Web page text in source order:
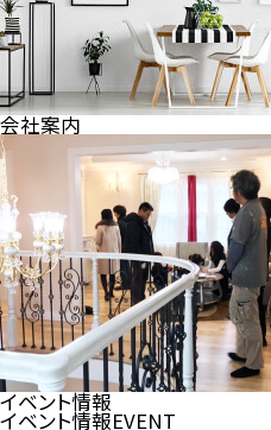
会社案内
イベント情報
イベント情報EVENT